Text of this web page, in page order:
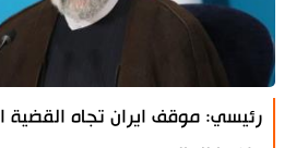
رئيسي: موقف ايران تجاه القضية